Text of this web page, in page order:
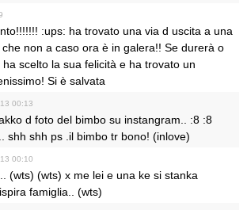
:ups: ha trovato una via d uscita a una
non a caso ora è in galera!! Se durerà o
scelto la sua felicità e ha trovato un
Si è salvata
00:13
d foto del bimbo su instangram.. :8 :8
shh shh ps .il bimbo tr bono! (inlove)
00:10
(wts) (wts) x me lei e una ke si stanka
famiglia.. (wts)